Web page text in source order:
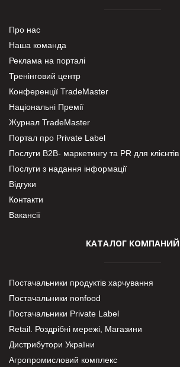
Про нас
Наша команда
Реклама на порталі
Тренінговий центр
Конференції TradeMaster
Національні Премії
Журнал TradeMaster
Портал про Private Label
Послуги В2В- маркетингу та PR для клієнтів
Послуги з надання інформації
Відгуки
Контакти
Вакансії
КАТАЛОГ КОМПАНИЙ
Постачальники продуктів харчування
Постачальники nonfood
Постачальники Private Label
Retail. Роздрібні мережі, Магазини
Дистрибутори України
Агропромисловий комплекс